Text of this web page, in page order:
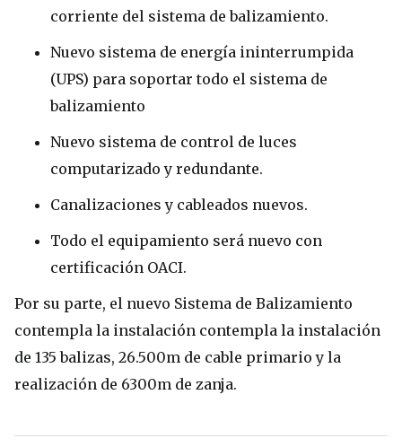
corriente del sistema de balizamiento.
Nuevo sistema de energía ininterrumpida
(UPS) para soportar todo el sistema de
balizamiento
Nuevo sistema de control de luces
computarizado y redundante.
Canalizaciones y cableados nuevos.
Todo el equipamiento será nuevo con
certificación OACI.
Por su parte, el nuevo Sistema de Balizamiento
contempla la instalación contempla la instalación
de 135 balizas, 26.500m de cable primario y la
realización de 6300m de zanja.